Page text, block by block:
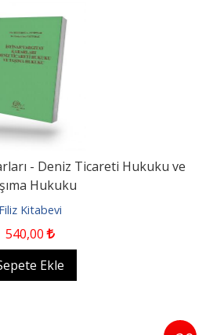
- Deniz Ticareti Hukuku ve
Hukuku
Filiz Kitabevi
540,00
Ekle